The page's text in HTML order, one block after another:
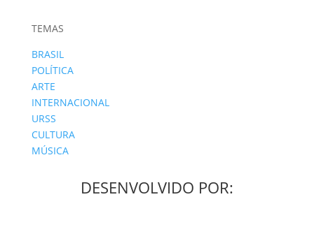
TEMAS
BRASIL
POLÍTICA
ARTE
INTERNACIONAL
URSS
CULTURA
MÚSICA
DESENVOLVIDO POR: